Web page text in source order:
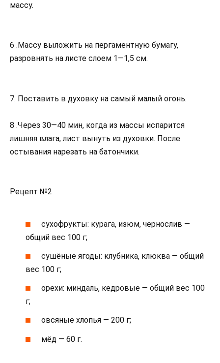
массу.
6 .Массу выложить на пергаментную бумагу,
разровнять на листе слоем 1—1,5 см.
7. Поставить в духовку на самый малый огонь.
8 .Через 30—40 мин, когда из массы испарится
лишняя влага, лист вынуть из духовки. После
остывания нарезать на батончики.
Рецепт №2
сухофрукты: курага, изюм, чернослив —
общий вес 100 г;
сушёные ягоды: клубника, клюква — общий
вес 100 г;
орехи: миндаль, кедровые — общий вес 100
г;
овсяные хлопья — 200 г;
мёд — 60 г.